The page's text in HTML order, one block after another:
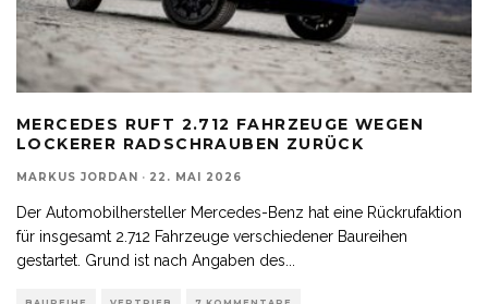
MERCEDES RUFT 2.712 FAHRZEUGE WEGEN
LOCKERER RADSCHRAUBEN ZURÜCK
MARKUS JORDAN · 22. MAI 2026
Der Automobilhersteller Mercedes-Benz hat eine Rückrufaktion
für insgesamt 2.712 Fahrzeuge verschiedener Baureihen
gestartet. Grund ist nach Angaben des